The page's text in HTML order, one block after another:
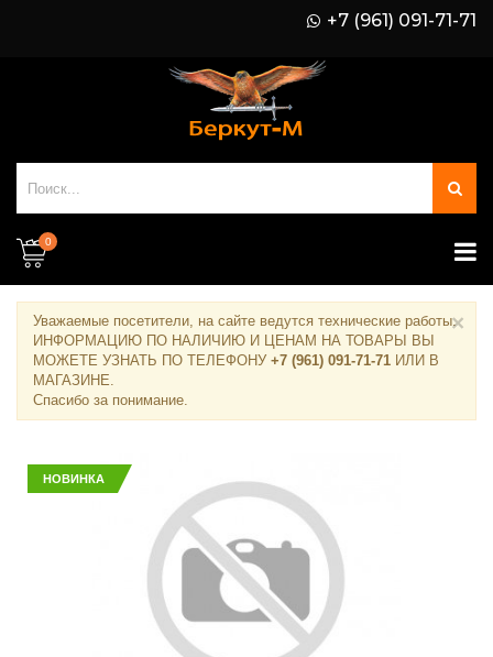
+7 (961) 091-71-71
0
Уважаемые посетители, на сайте ведутся технические работы.
ИНФОРМАЦИЮ ПО НАЛИЧИЮ И ЦЕНАМ НА ТОВАРЫ ВЫ
МОЖЕТЕ УЗНАТЬ ПО ТЕЛЕФОНУ +7 (961) 091-71-71 ИЛИ В
МАГАЗИНЕ.
Спасибо за понимание.
×
НОВИНКА